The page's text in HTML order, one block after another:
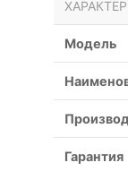
Модель
Гарантия